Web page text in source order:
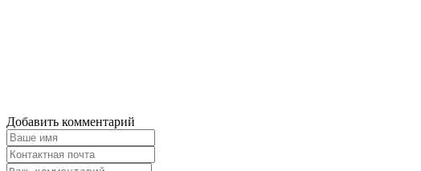
Добавить комментарий